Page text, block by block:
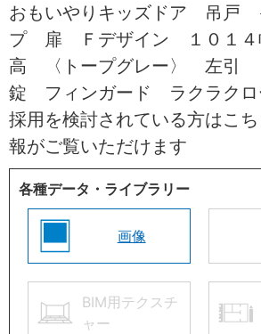
おもいやりキッズドア 吊戸
プ 扉 Ｆデザイン １０１４
高 〈トープグレー〉 左引
錠 フィンガード ラクラクロ
採用を検討されている方はこ
報がご覧いただけます
各種データ・ライブラリー
画像
BIM用テクスチ
ャー